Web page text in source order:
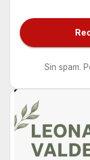
Sin spam.